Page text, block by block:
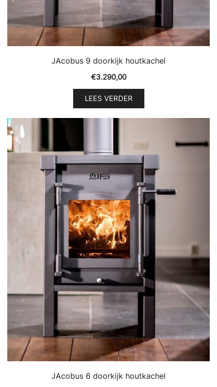
JAcobus 9 doorkijk houtkachel
€3.290,00
LEES VERDER
JAcobus 6 doorkijk houtkachel